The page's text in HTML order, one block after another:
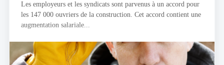
Les employeurs et les syndicats sont parvenus à un accord pour
les 147 000 ouvriers de la construction. Cet accord contient une
augmentation salariale...